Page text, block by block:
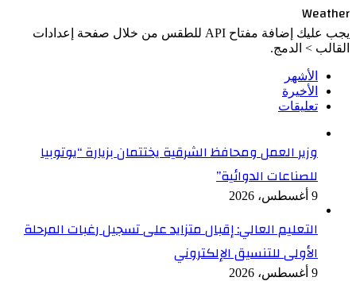
Weather
يجب عليك إضافة مفتاح API للطقس من خلال صفحة إعدادات
القالب > الدمج.
الأشهر
الأخيرة
تعليقات
وزير العمل ومحافظ الشرقية يختتمان بزيارة “يوتوبيا
للصناعات الدوائية”
9 أغسطس، 2026
التعليم العالي: إقبال متزايد على تسجيل رغبات المرحلة
الأولى للتنسيق الإلكتروني
9 أغسطس، 2026